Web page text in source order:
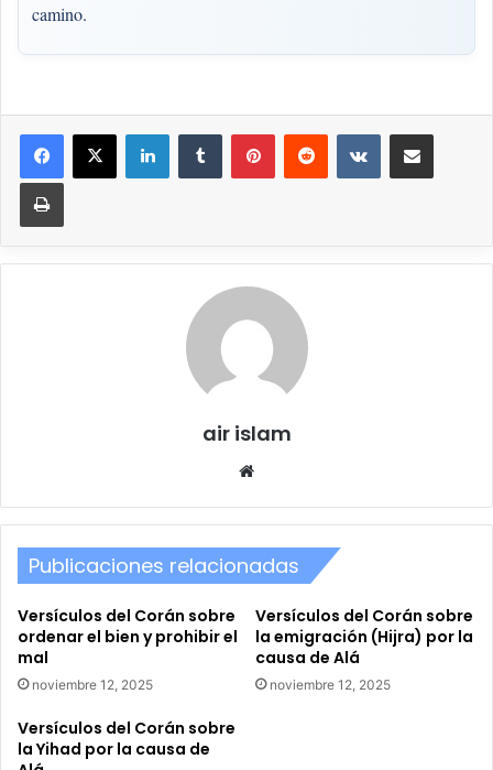
camino.
LinkedInTumblr PinterestReddit VKontakteCompartir por correo
Imprimir
air islam
Publicaciones relacionadas
Versículos del Corán sobre
ordenar el bien y prohibir el
mal
noviembre 12, 2025
Versículos del Corán sobre
la emigración (Hijra) por la
causa de Alá
noviembre 12, 2025
Versículos del Corán sobre
la Yihad por la causa de